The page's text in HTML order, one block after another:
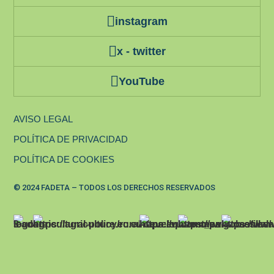
instagram
x - twitter
YouTube
© 2024 FADETA – TODOS LOS DERECHOS RESERVADOS
AVISO LEGAL
POLÍTICA DE PRIVACIDAD
POLÍTICA DE COOKIES